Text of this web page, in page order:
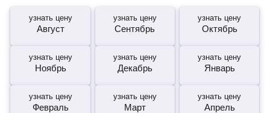
узнать цену
Август
узнать цену
Сентябрь
узнать цену
Октябрь
узнать цену
Ноябрь
узнать цену
Декабрь
узнать цену
Январь
узнать цену
Февраль
узнать цену
Март
узнать цену
Апрель